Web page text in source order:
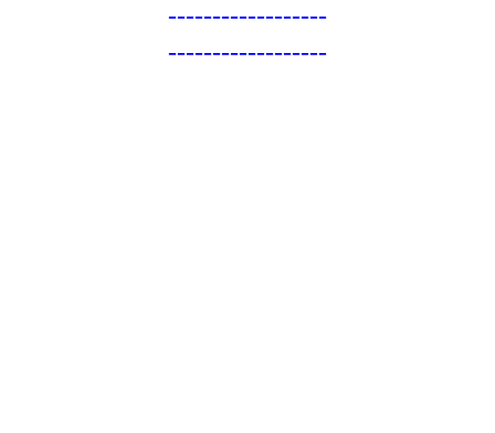
------------------
------------------